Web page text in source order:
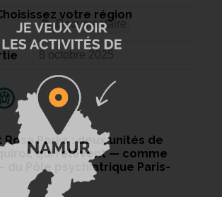
Documentaire
8 octobre 2025
Parks : deux unités de
qui relèvent — comme
du Pôle psychiatrique Paris-
votre région